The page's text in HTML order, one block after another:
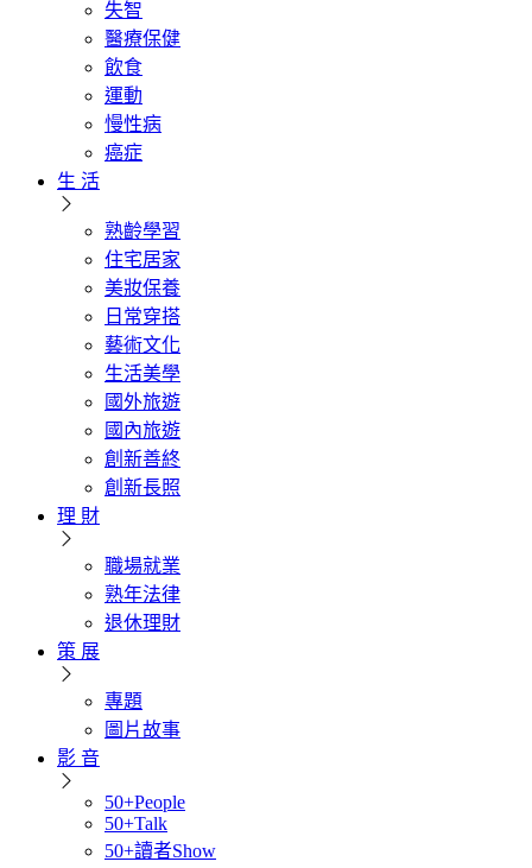
失智
醫療保健
飲食
運動
慢性病
癌症
生 活
熟齡學習
住宅居家
美妝保養
日常穿搭
藝術文化
生活美學
國外旅遊
國內旅遊
創新善終
創新長照
理 財
職場就業
熟年法律
退休理財
策 展
專題
圖片故事
影 音
50+People
50+Talk
50+讀者Show